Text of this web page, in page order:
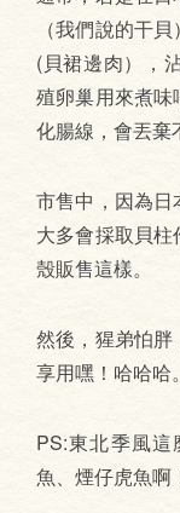
（我們說的干
(貝裙邊肉），
殖卵巢用來煮
化腸線，會丟棄
市售中，因為日
大多會採取貝
殼販售這樣。
然後，猩弟怕
享用嘿！哈哈哈。
PS:東北季風
魚、煙仔虎魚啊